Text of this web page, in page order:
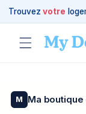
passer
au
contenu
Trouvezvotre
M Ma